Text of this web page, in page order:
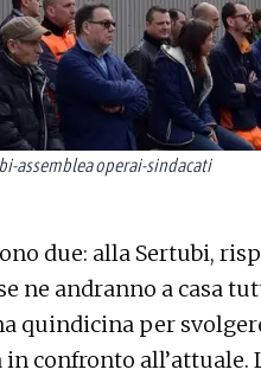
assemblea operai-sindacati
due: alla Sertubi,
ne andranno a casa
quindicina per
confronto all’attuale.